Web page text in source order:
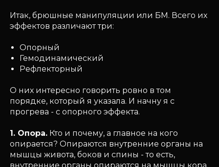
Итак, брюшные манипуляции или БМ. Всего их
эффектов различают три:
Опорный
Гемодинамический
Рефлекторный
О них интересно говорить ровно в том
порядке, который я указала. И начну я с
прогрева - с опорного эффекта.
1. Опора. Кто и почему, а главное на кого
опирается? Опираются внутренние органы на
мышцы живота, боков и спины - то есть,